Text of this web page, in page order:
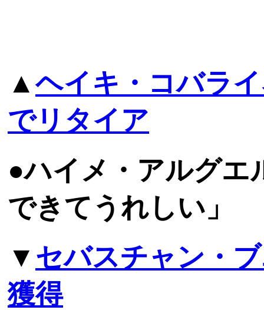
▲ヘイキ・コバラ
でリタイア
●ハイメ・アルグエ
できてうれしい」
▼ セバスチャン・
獲得